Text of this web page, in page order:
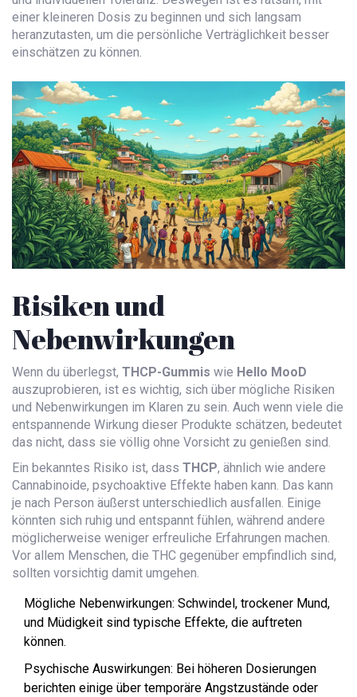
einer kleineren Dosis zu beginnen und sich langsam
heranzutasten, um die persönliche Verträglichkeit besser
einschätzen zu können.
Risiken und
Nebenwirkungen
Wenn du überlegst, THCP-Gummis wie Hello MooD
auszuprobieren, ist es wichtig, sich über mögliche Risiken
und Nebenwirkungen im Klaren zu sein. Auch wenn viele die
entspannende Wirkung dieser Produkte schätzen, bedeutet
das nicht, dass sie völlig ohne Vorsicht zu genießen sind.
Ein bekanntes Risiko ist, dass THCP, ähnlich wie andere
Cannabinoide, psychoaktive Effekte haben kann. Das kann
je nach Person äußerst unterschiedlich ausfallen. Einige
könnten sich ruhig und entspannt fühlen, während andere
möglicherweise weniger erfreuliche Erfahrungen machen.
Vor allem Menschen, die THC gegenüber empfindlich sind,
sollten vorsichtig damit umgehen.
Mögliche Nebenwirkungen: Schwindel, trockener Mund,
und Müdigkeit sind typische Effekte, die auftreten
können.
Psychische Auswirkungen: Bei höheren Dosierungen
berichten einige über temporäre Angstzustände oder